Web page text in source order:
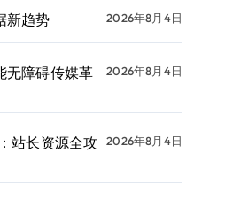
新趋势 2026年8月4日
无障碍传媒革
2026年8月4日
站长资源全攻
2026年8月4日